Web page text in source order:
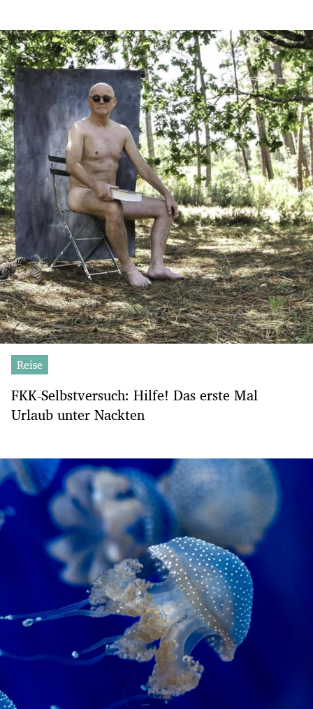
Reise
FKK-Selbstversuch: Hilfe! Das erste Mal
Urlaub unter Nackten